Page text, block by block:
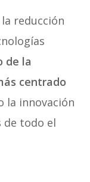
reducción
de la
centrado
la innovación
de todo el